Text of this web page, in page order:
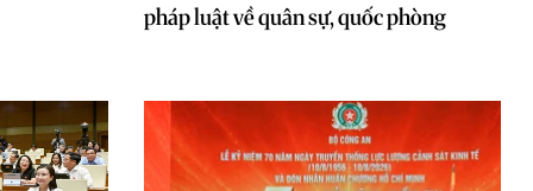
pháp luật về quân sự, quốc phòng